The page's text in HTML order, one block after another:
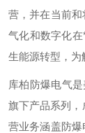
营，并在当前
气化和数字化
生能源转型，为
库柏防爆电气
旗下产品系列，
营业务涵盖防